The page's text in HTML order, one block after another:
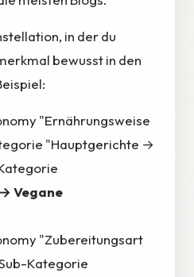
in der du
bewusst in den
"Ernährungsweise
"Hauptgerichte →
Vegane
"Zubereitungsart
Kategorie